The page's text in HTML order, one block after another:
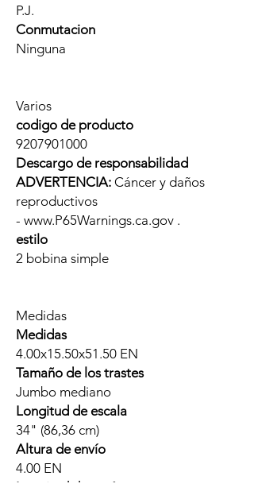
P.J.
Conmutacion
Ninguna
Varios
codigo de producto
9207901000
Descargo de responsabilidad
ADVERTENCIA: Cáncer y daños
reproductivos
- www.P65Warnings.ca.gov .
estilo
2 bobina simple
Medidas
Medidas
4.00x15.50x51.50 EN
Tamaño de los trastes
Jumbo mediano
Longitud de escala
34" (86,36 cm)
Altura de envío
4.00 EN
Longitud de envío